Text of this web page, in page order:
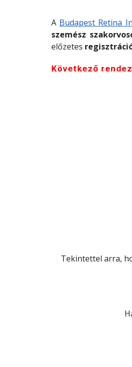
A Budapest Retina
szemész
előzetes
Következő
Tekintettel arra,